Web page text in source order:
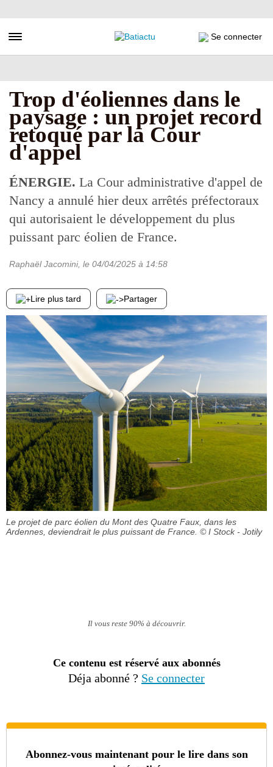
au
principal
Toggle navigation Se connecter
Trop d'éoliennes dans le
paysage : un projet record
retoqué par la Cour
d'appel
ÉNERGIE. La Cour administrative d'appel de
Nancy a annulé hier deux arrêtés préfectoraux
qui autorisaient le développement du plus
puissant parc éolien de France.
Raphaël Jacomini, le 04/04/2025 à 14:58
Lire plus tard Partager
Le projet de parc éolien du Mont des Quatre Faux, dans les
Ardennes, deviendrait le plus puissant de France. © I Stock - Jotily
Il vous reste 90% à découvrir.
Ce contenu est réservé aux abonnés
Déja abonné ? Se connecter
Abonnez-vous maintenant pour le lire dans son